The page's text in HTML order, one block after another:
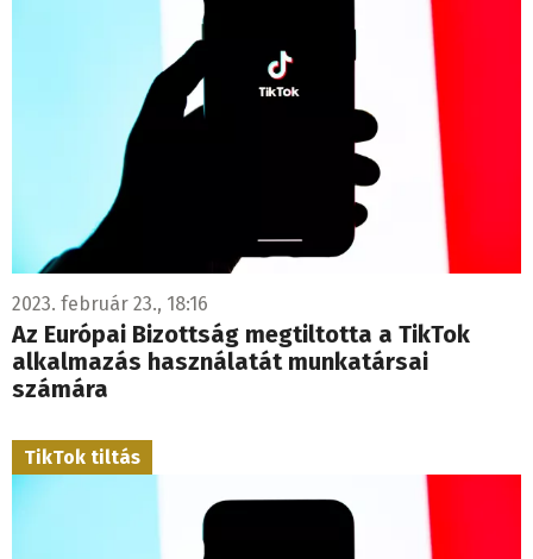
2023. február 23., 18:16
Az Európai Bizottság megtiltotta a TikTok
alkalmazás használatát munkatársai
számára
TikTok tiltás